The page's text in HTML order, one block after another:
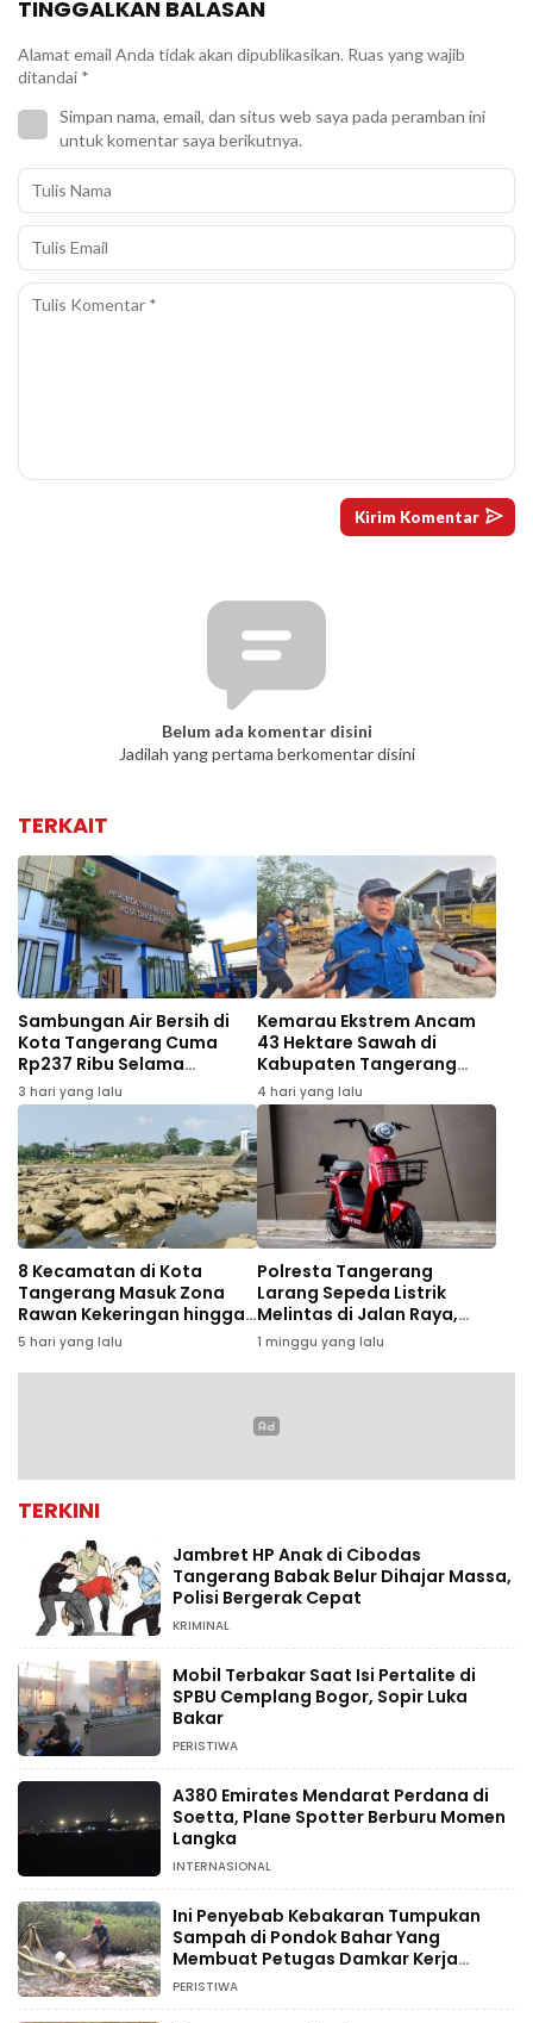
TINGGALKAN BALASAN
Alamat email Anda tidak akan dipublikasikan. Ruas yang wajib
ditandai *
Simpan nama, email, dan situs web saya pada peramban ini
untuk komentar saya berikutnya.
Belum ada komentar disini
Jadilah yang pertama berkomentar disini
TERKAIT
Sambungan Air Bersih di
Kota Tangerang Cuma
Rp237 Ribu Selama
Agustus, Ini Syaratnya
3 hari yang lalu
Kemarau Ekstrem Ancam
43 Hektare Sawah di
Kabupaten Tangerang
Gagal Panen
4 hari yang lalu
8 Kecamatan di Kota
Tangerang Masuk Zona
Rawan Kekeringan hingga
September 2026
5 hari yang lalu
Polresta Tangerang
Larang Sepeda Listrik
Melintas di Jalan Raya,
Pelanggar Bakal
Ditertibkan
1 minggu yang lalu
TERKINI
Jambret HP Anak di Cibodas
Tangerang Babak Belur Dihajar Massa,
Polisi Bergerak Cepat
KRIMINAL
Mobil Terbakar Saat Isi Pertalite di
SPBU Cemplang Bogor, Sopir Luka
Bakar
PERISTIWA
A380 Emirates Mendarat Perdana di
Soetta, Plane Spotter Berburu Momen
Langka
INTERNASIONAL
Ini Penyebab Kebakaran Tumpukan
Sampah di Pondok Bahar Yang
Membuat Petugas Damkar Kerja
Ekstra
PERISTIWA